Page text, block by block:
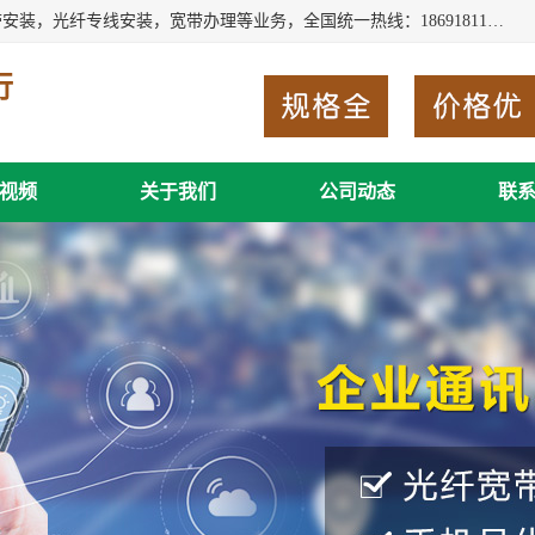
西安新城赛派通讯商行从事西安地区的联通，移动，电信宽带安装，光纤专线安装，宽带办理等业务，全国统一热线：18691811535。西安市新城区赛派通讯商行是一家专业通讯公司，欢迎新老客户来电咨询！
频 关于我们 公司动态 联